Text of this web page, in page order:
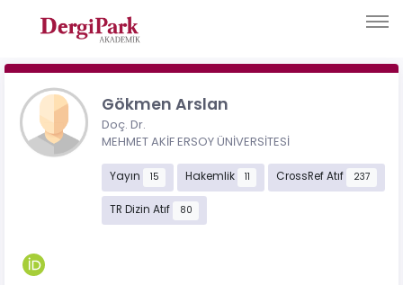
Gökmen Arslan
Doç. Dr.
MEHMET AKİF ERSOY ÜNİVERSİTESİ
Yayın 15 Hakemlik 11 CrossRef Atıf 237
TR Dizin Atıf 80